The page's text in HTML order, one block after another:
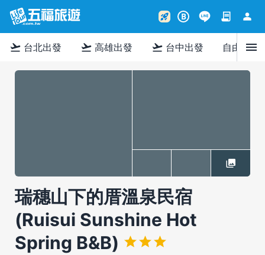
rocket_launch B contract person
flight_takeoff 台北出發 flight_takeoff 高雄出發 flight_takeoff 台中出發 自由行menu
瑞穗山下的厝溫泉民宿
(Ruisui Sunshine Hot
Spring B&B)